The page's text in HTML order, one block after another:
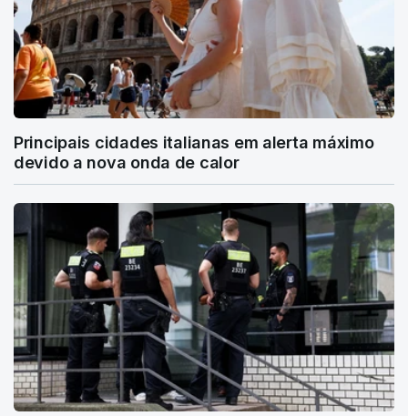
Principais cidades italianas em alerta máximo
devido a nova onda de calor